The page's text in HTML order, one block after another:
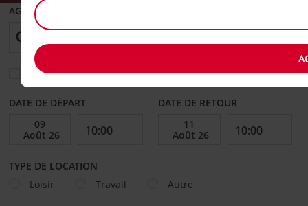
AGENCE DE DÉPART
Sélectionnez une autre agence de retour
DATE DE DÉPART DATE DE RETOUR
TYPE DE LOCATION
Loisir
Travail Autre